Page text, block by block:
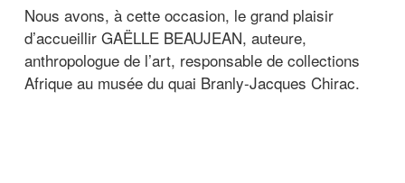
Nous avons, à cette occasion, le grand plaisir
d’accueillir GAËLLE BEAUJEAN, auteure,
anthropologue de l’art, responsable de collections
Afrique au musée du quai Branly-Jacques Chirac.